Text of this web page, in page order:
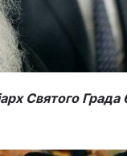
Святого Града